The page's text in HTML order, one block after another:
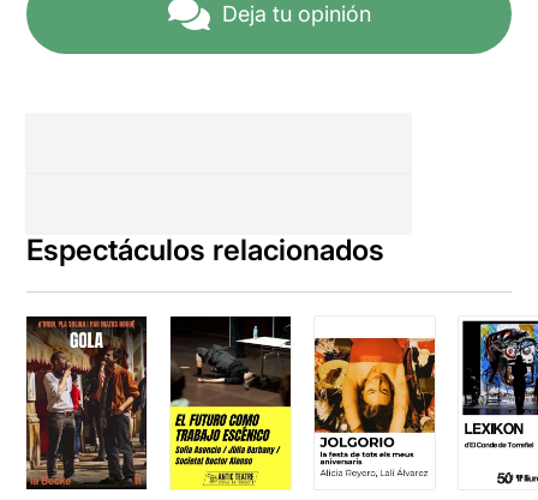
Deja tu opinión
Espectáculos relacionados